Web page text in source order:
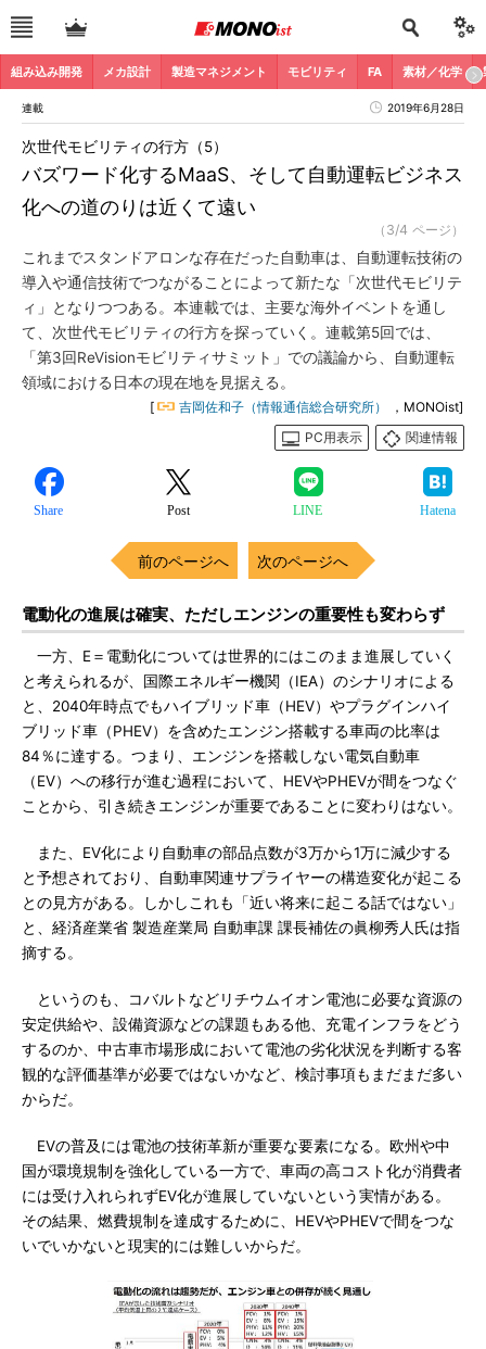
組み込み開発 メカ設計 製造マネジメント モビリティ FA 素材／化学
連載 2019年6月28日
バズワード化するMaaS、そして自動運転ビジネス
化への道のりは近くて遠い
次世代モビリティの行方（5）
（3/4 ページ）
これまでスタンドアロンな存在だった自動車は、自動運転技術の
導入や通信技術でつながることによって新たな「次世代モビリテ
ィ」となりつつある。本連載では、主要な海外イベントを通し
て、次世代モビリティの行方を探っていく。連載第5回では、
「第3回ReVisionモビリティサミット」での議論から、自動運転
領域における日本の現在地を見据える。
[ 吉岡佐和子（情報通信総合研究所）
，MONOist]
PC用表示
関連情報
Share Post LINE Hatena
前のページへ 次のページへ
電動化の進展は確実、ただしエンジンの重要性も変わらず
一方、E＝電動化については世界的にはこのまま進展していく
と考えられるが、国際エネルギー機関（IEA）のシナリオによる
と、2040年時点でもハイブリッド車（HEV）やプラグインハイ
ブリッド車（PHEV）を含めたエンジン搭載する車両の比率は
84％に達する。つまり、エンジンを搭載しない電気自動車
（EV）への移行が進む過程において、HEVやPHEVが間をつなぐ
ことから、引き続きエンジンが重要であることに変わりはない。
また、EV化により自動車の部品点数が3万から1万に減少する
と予想されており、自動車関連サプライヤーの構造変化が起こる
との見方がある。しかしこれも「近い将来に起こる話ではない」
と、経済産業省 製造産業局 自動車課 課長補佐の眞柳秀人氏は指
摘する。
というのも、コバルトなどリチウムイオン電池に必要な資源の
安定供給や、設備資源などの課題もある他、充電インフラをどう
するのか、中古車市場形成において電池の劣化状況を判断する客
観的な評価基準が必要ではないかなど、検討事項もまだまだ多い
からだ。
EVの普及には電池の技術革新が重要な要素になる。欧州や中
国が環境規制を強化している一方で、車両の高コスト化が消費者
には受け入れられずEV化が進展していないという実情がある。
その結果、燃費規制を達成するために、HEVやPHEVで間をつな
いでいかないと現実的には難しいからだ。